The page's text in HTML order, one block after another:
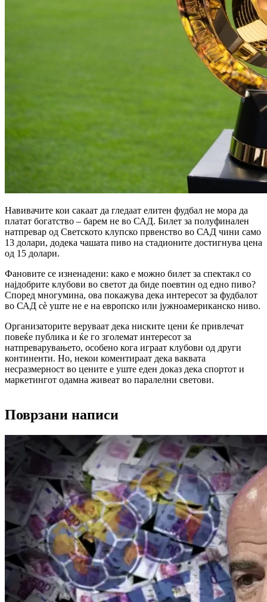
Навивачите кои сакаат да гледаат елитен фудбал не мора да
платат богатство – барем не во САД. Билет за полуфинален
натпревар од Светското клупско првенство во САД чини само
13 долари, додека чашата пиво на стадионите достигнува цена
од 15 долари.
Фановите се изненадени: како е можно билет за спектакл со
најдобрите клубови во светот да биде поевтин од едно пиво?
Според многумина, ова покажува дека интересот за фудбалот
во САД сè уште не е на европско или јужноамериканско ниво.
Организаторите веруваат дека ниските цени ќе привлечат
повеќе публика и ќе го зголемат интересот за
натпреварувањето, особено кога играат клубови од други
континенти. Но, некои коментираат дека ваквата
несразмерност во цените е уште еден доказ дека спортот и
маркетингот одамна живеат во паралелни светови.
Поврзани написи